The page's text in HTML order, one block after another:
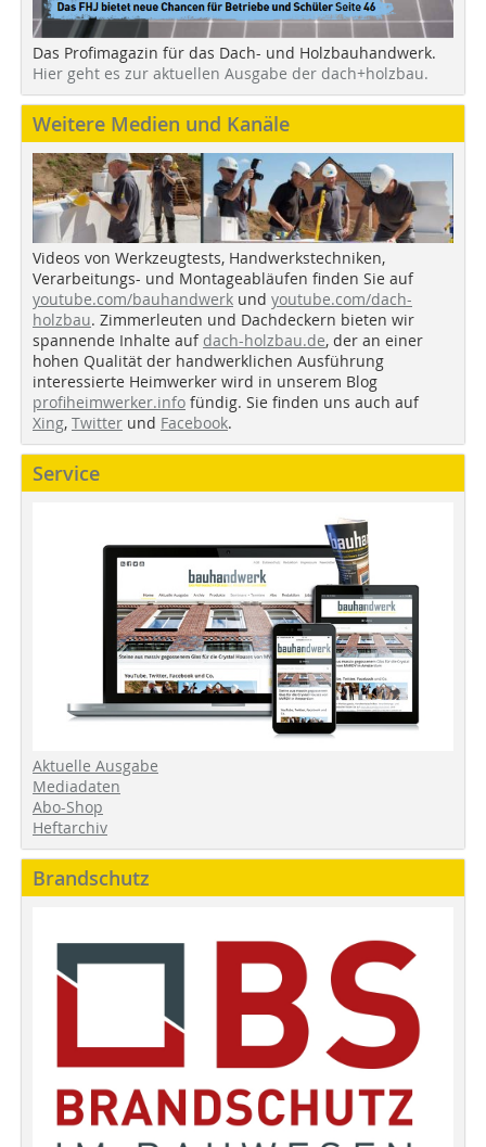
Das Profimagazin für das Dach- und Holzbauhandwerk.
Hier geht es zur aktuellen Ausgabe der dach+holzbau.
Weitere Medien und Kanäle
Videos von Werkzeugtests, Handwerkstechniken,
Verarbeitungs- und Montageabläufen finden Sie auf
youtube.com/bauhandwerk und youtube.com/dach-
holzbau. Zimmerleuten und Dachdeckern bieten wir
spannende Inhalte auf dach-holzbau.de, der an einer
hohen Qualität der handwerklichen Ausführung
interessierte Heimwerker wird in unserem Blog
profiheimwerker.info fündig. Sie finden uns auch auf
Xing, Twitter und Facebook.
Service
Aktuelle Ausgabe
Mediadaten
Abo-Shop
Heftarchiv
Brandschutz